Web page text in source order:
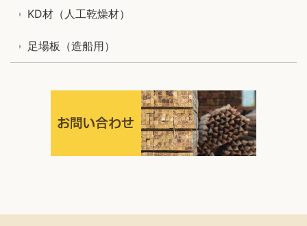
KD材（人工乾燥材）
足場板（造船用）